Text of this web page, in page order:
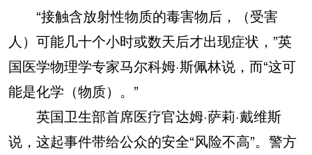
“接触含放射性物质的毒害物后，（受害
人）可能几十个小时或数天后才出现症状，”英
国医学物理学专家马尔科姆·斯佩林说，而“这可
能是化学（物质）。”
英国卫生部首席医疗官达姆·萨莉·戴维斯
说，这起事件带给公众的安全“风险不高”。警方